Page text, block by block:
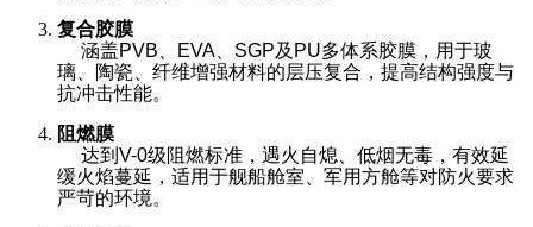
复合胶膜
涵盖PVB、EVA、SGP及PU多体系胶膜，用于玻
璃、陶瓷、纤维增强材料的层压复合，提高结构强度与
抗冲击性能。
阻燃膜
达到V-0级阻燃标准，遇火自熄、低烟无毒，有效延
缓火焰蔓延，适用于舰船舱室、军用方舱等对防火要求
严苛的环境。